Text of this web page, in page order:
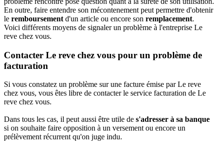
En outre, faire entendre son mécontenement peut permettre d'obtenir
le remboursement d'un article ou encore son remplacement.
Voici différents moyens de signaler un problème à l'entreprise Le
reve chez vous.
Contacter Le reve chez vous pour un problème de
facturation
Si vous constatez un problème sur une facture émise par Le reve
chez vous, vous êtes libre de contacter le service facturation de Le
reve chez vous.
Dans tous les cas, il peut aussi être utile de s'adresser à sa banque
si on souhaite faire opposition à un versement ou encore un
prélèvement récurrent qu'on juge indu.